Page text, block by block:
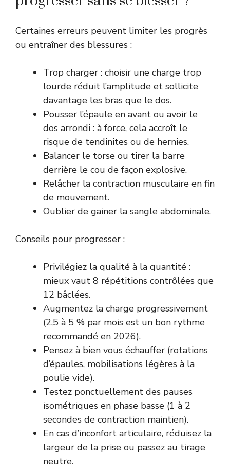
Certaines erreurs peuvent limiter les progrès
ou entraîner des blessures :
Trop charger : choisir une charge trop
lourde réduit l’amplitude et sollicite
davantage les bras que le dos.
Pousser l’épaule en avant ou avoir le
dos arrondi : à force, cela accroît le
risque de tendinites ou de hernies.
Balancer le torse ou tirer la barre
derrière le cou de façon explosive.
Relâcher la contraction musculaire en fin
de mouvement.
Oublier de gainer la sangle abdominale.
Conseils pour progresser :
Privilégiez la qualité à la quantité :
mieux vaut 8 répétitions contrôlées que
12 bâclées.
Augmentez la charge progressivement
(2,5 à 5 % par mois est un bon rythme
recommandé en 2026).
Pensez à bien vous échauffer (rotations
d’épaules, mobilisations légères à la
poulie vide).
Testez ponctuellement des pauses
isométriques en phase basse (1 à 2
secondes de contraction maintien).
En cas d’inconfort articulaire, réduisez la
largeur de la prise ou passez au tirage
neutre.